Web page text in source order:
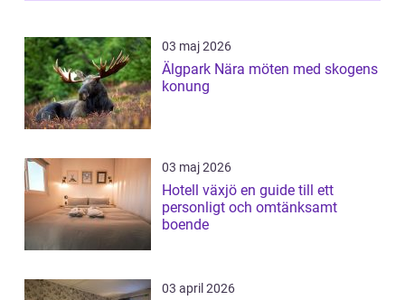
03 maj 2026
Älgpark Nära möten med skogens
konung
03 maj 2026
Hotell växjö en guide till ett
personligt och omtänksamt
boende
03 april 2026